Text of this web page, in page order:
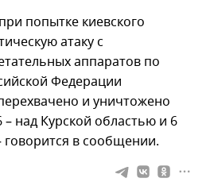
попытке киевского
атаку с
аппаратов по
Федерации
и уничтожено
над Курской областью и 6
говорится в сообщении.